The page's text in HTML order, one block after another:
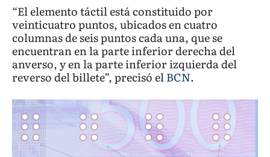
“El elemento táctil está constituido por
veinticuatro puntos, ubicados en cuatro
columnas de seis puntos cada una, que se
encuentran en la parte inferior derecha del
anverso, y en la parte inferior izquierda del
reverso del billete”, precisó elBCN.